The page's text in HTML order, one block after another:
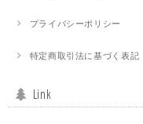
プライバシーポリシー
特定商取引法に基づく表記
Link